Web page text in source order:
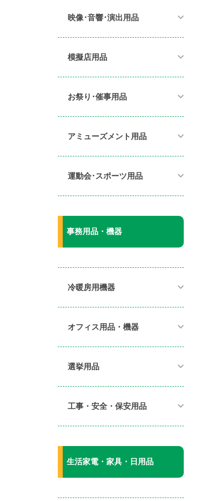
映像･音響･演出用品​
模擬店用品​
お祭り･催事用品​
アミューズメント用品​
運動会･スポーツ用品​
事務用品・機器
冷暖房用機器​
オフィス用品・機器​
選挙用品
工事・安全・保安用品
生活家電・家具・日用品